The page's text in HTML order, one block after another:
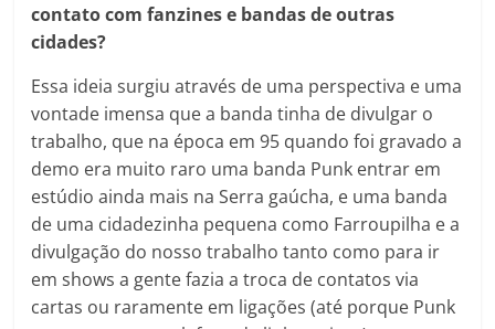
contato com fanzines e bandas de outras
cidades?
Essa ideia surgiu através de uma perspectiva e uma
vontade imensa que a banda tinha de divulgar o
trabalho, que na época em 95 quando foi gravado a
demo era muito raro uma banda Punk entrar em
estúdio ainda mais na Serra gaúcha, e uma banda
de uma cidadezinha pequena como Farroupilha e a
divulgação do nosso trabalho tanto como para ir
em shows a gente fazia a troca de contatos via
cartas ou raramente em ligações (até porque Punk